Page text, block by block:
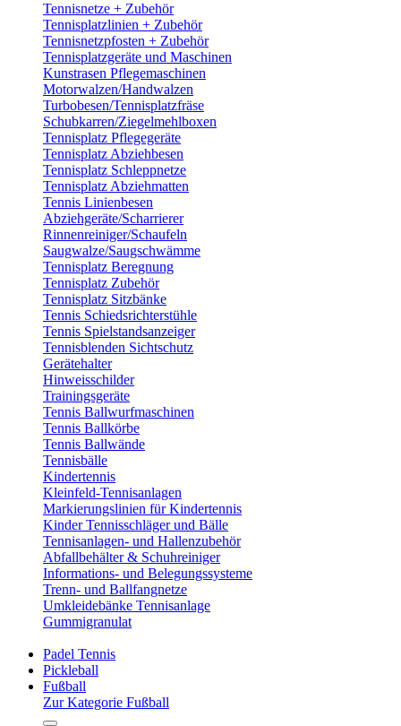
Tennisnetze + Zubehör
Tennisplatzlinien + Zubehör
Tennisnetzpfosten + Zubehör
Tennisplatzgeräte und Maschinen
Kunstrasen Pflegemaschinen
Motorwalzen/Handwalzen
Turbobesen/Tennisplatzfräse
Schubkarren/Ziegelmehlboxen
Tennisplatz Pflegegeräte
Tennisplatz Abziehbesen
Tennisplatz Schleppnetze
Tennisplatz Abziehmatten
Tennis Linienbesen
Abziehgeräte/Scharrierer
Rinnenreiniger/Schaufeln
Saugwalze/Saugschwämme
Tennisplatz Beregnung
Tennisplatz Zubehör
Tennisplatz Sitzbänke
Tennis Schiedsrichterstühle
Tennis Spielstandsanzeiger
Tennisblenden Sichtschutz
Gerätehalter
Hinweisschilder
Trainingsgeräte
Tennis Ballwurfmaschinen
Tennis Ballkörbe
Tennis Ballwände
Tennisbälle
Kindertennis
Kleinfeld-Tennisanlagen
Markierungslinien für Kindertennis
Kinder Tennisschläger und Bälle
Tennisanlagen- und Hallenzubehör
Abfallbehälter & Schuhreiniger
Informations- und Belegungssysteme
Trenn- und Ballfangnetze
Umkleidebänke Tennisanlage
Gummigranulat
Padel Tennis
Pickleball
Fußball
Zur Kategorie Fußball